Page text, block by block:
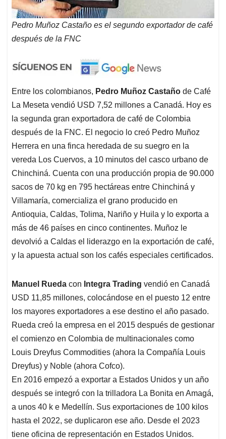
Pedro Muñoz Castaño es el segundo exportador de café
después de la FNC
Entre los colombianos, Pedro Muñoz Castaño de Café
La Meseta vendió USD 7,52 millones a Canadá. Hoy es
la segunda gran exportadora de café de Colombia
después de la FNC. El negocio lo creó Pedro Muñoz
Herrera en una finca heredada de su suegro en la
vereda Los Cuervos, a 10 minutos del casco urbano de
Chinchiná. Cuenta con una producción propia de 90.000
sacos de 70 kg en 795 hectáreas entre Chinchiná y
Villamaría, comercializa el grano producido en
Antioquia, Caldas, Tolima, Nariño y Huila y lo exporta a
más de 46 países en cinco continentes. Muñoz le
devolvió a Caldas el liderazgo en la exportación de café,
y la apuesta actual son los cafés especiales certificados.
Manuel Rueda con Integra Trading vendió en Canadá
USD 11,85 millones, colocándose en el puesto 12 entre
los mayores exportadores a ese destino el año pasado.
Rueda creó la empresa en el 2015 después de gestionar
el comienzo en Colombia de multinacionales como
Louis Dreyfus Commodities (ahora la Compañía Louis
Dreyfus) y Noble (ahora Cofco).
En 2016 empezó a exportar a Estados Unidos y un año
después se integró con la trilladora La Bonita en Amagá,
a unos 40 k e Medellín. Sus exportaciones de 100 kilos
hasta el 2022, se duplicaron ese año. Desde el 2023
tiene oficina de representación en Estados Unidos.